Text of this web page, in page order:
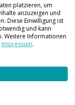
platzieren, um
anzuzeigen und
Diese Einwilligung ist
und kann
Weitere Informationen
Impressum.